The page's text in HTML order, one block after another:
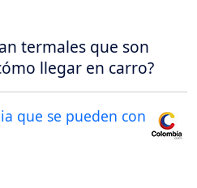
termales que son
llegar en carro?